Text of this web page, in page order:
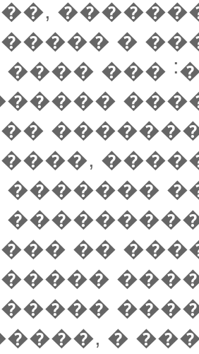
�
���
�������
��
�